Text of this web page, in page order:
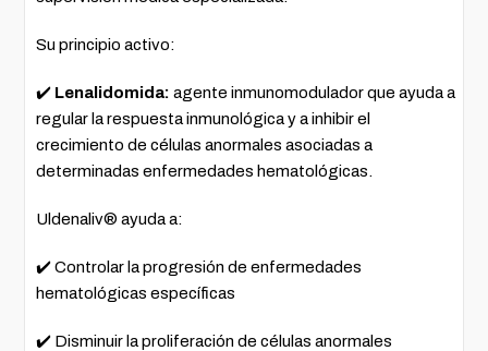
Su principio activo:
✔️ Lenalidomida: agente inmunomodulador que ayuda a
regular la respuesta inmunológica y a inhibir el
crecimiento de células anormales asociadas a
determinadas enfermedades hematológicas.
Uldenaliv® ayuda a:
✔️ Controlar la progresión de enfermedades
hematológicas específicas
✔️ Disminuir la proliferación de células anormales